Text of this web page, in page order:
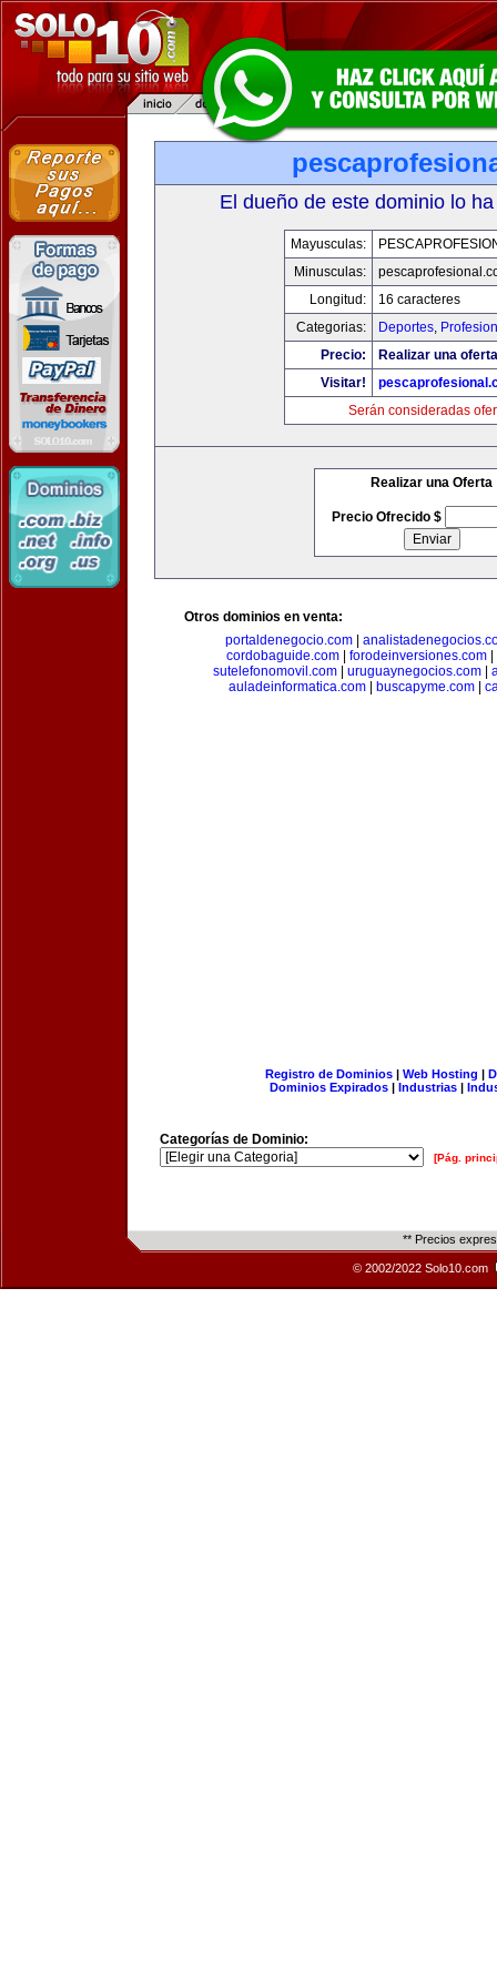
El dueño de este dominio lo
Mayusculas:
Minusculas:
Longitud:
16 caracteres
Categorias:
Deportes,
Precio:
Realizar una
Visitar!
Serán consideradas
Realizar una Oferta
Precio Ofrecido $
Otros dominios en venta:
portaldenegocio.com|
cordobaguide.com
forodeinversiones.com
sutelefonomovil.com| uruguaynegocios.com|
auladeinformatica.com| buscapyme.com|
Registro de Dominios| Web Hosting |
Dominios Expirados | Industrias |
Categorías de Dominio:
[Pág.
** Precios
© 2002/2022 Solo10.com